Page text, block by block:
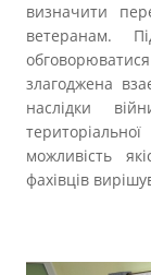
визначити
ветеранам.
злагоджена
наслідки
можливість
фахівців